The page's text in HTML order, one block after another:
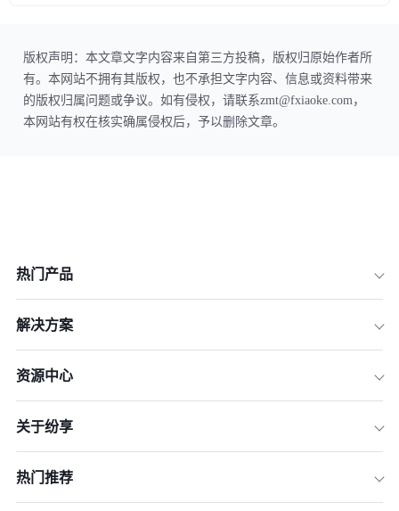
版权声明：本文章文字内容来自第三方投稿，版权归原始作者所
有。本网站不拥有其版权，也不承担文字内容、信息或资料带来
的版权归属问题或争议。如有侵权，请联系zmt@fxiaoke.com，
本网站有权在核实确属侵权后，予以删除文章。
热门产品
解决方案
资源中心
关于纷享
热门推荐